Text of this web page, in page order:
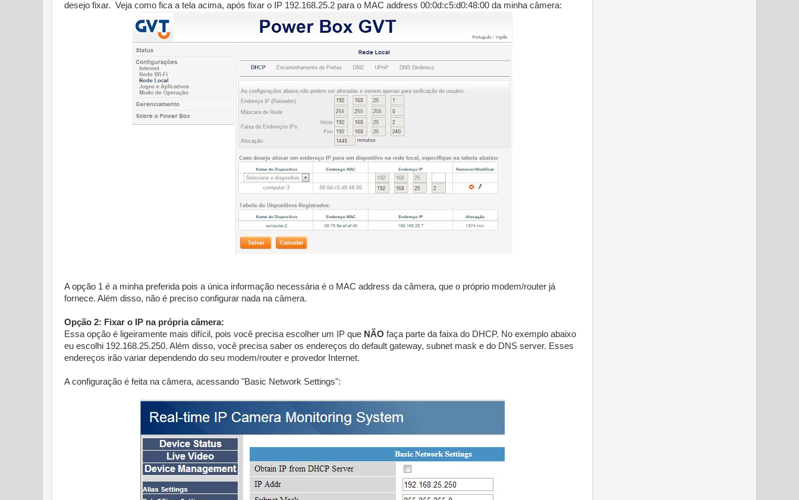
desejo fixar. Veja como fica a tela acima, após fixar o IP 192.168.25.2 para o MAC address 00:0d:c5:d0:48:00 da minha câmera:
A opção 1 é a minha preferida pois a única informação necessária é o MAC address da câmera, que o próprio modem/router já
fornece. Além disso, não é preciso configurar nada na câmera.
Opção 2: Fixar o IP na própria câmera:
Essa opção é ligeiramente mais difícil, pois você precisa escolher um IP que NÃO faça parte da faixa do DHCP. No exemplo abaixo
eu escolhi 192.168.25.250. Além disso, você precisa saber os endereços do default gateway, subnet mask e do DNS server. Esses
endereços irão variar dependendo do seu modem/router e provedor Internet.
A configuração é feita na câmera, acessando "Basic Network Settings":